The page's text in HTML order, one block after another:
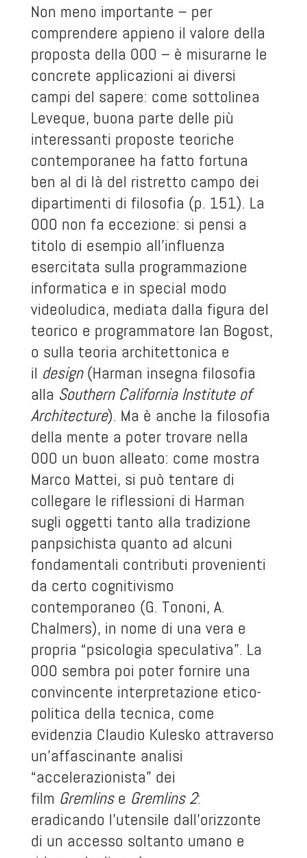
Non meno importante – per
comprendere appieno il valore della
proposta della OOO – è misurarne le
concrete applicazioni ai diversi
campi del sapere: come sottolinea
Leveque, buona parte delle più
interessanti proposte teoriche
contemporanee ha fatto fortuna
ben al di là del ristretto campo dei
dipartimenti di filosofia (p. 151). La
OOO non fa eccezione: si pensi a
titolo di esempio all’influenza
esercitata sulla programmazione
informatica e in special modo
videoludica, mediata dalla figura del
teorico e programmatore Ian Bogost,
o sulla teoria architettonica e
il design(Harman insegna filosofia
alla Southern California Institute of
Architecture). Ma è anche la filosofia
della mente a poter trovare nella
OOO un buon alleato: come mostra
Marco Mattei, si può tentare di
collegare le riflessioni di Harman
sugli oggetti tanto alla tradizione
panpsichista quanto ad alcuni
fondamentali contributi provenienti
da certo cognitivismo
contemporaneo (G. Tononi, A.
Chalmers), in nome di una vera e
propria “psicologia speculativa”. La
OOO sembra poi poter fornire una
convincente interpretazione etico-
politica della tecnica, come
evidenzia Claudio Kulesko attraverso
un’affascinante analisi
“accelerazionista” dei
film Gremlinse Gremlins 2:
eradicando l’utensile dall’orizzonte
di un accesso soltanto umano e